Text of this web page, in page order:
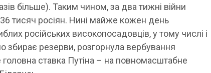
більше). Таким чином, за два тижні війни
тисяч росіян. Нині майже кожен день
російських високопосадовців, у тому числі і
збирає резерви, розгорнула вербування
головна ставка Путіна – на повномасштабне